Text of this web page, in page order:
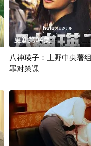
星野绿（桥本环奈 饰），
更新第04集
八神瑛子：上野中央署
罪对策课